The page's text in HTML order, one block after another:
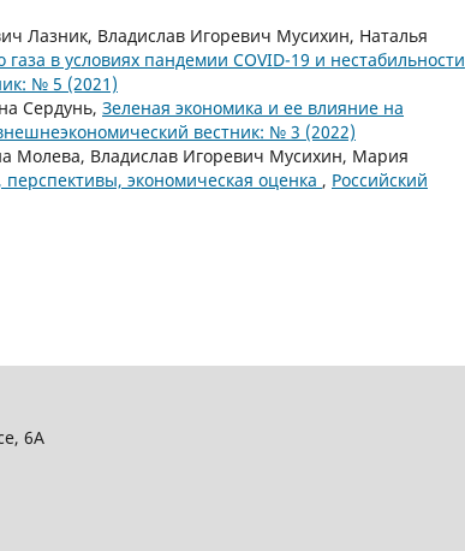
Лазник, Владислав Игоревич Мусихин, Наталья
в условиях пандемии COVID-19 и нестабильности
№ 5 (2021)
Сердунь, Зеленая экономика и ее влияние на
вестник: № 3 (2022)
Молева, Владислав Игоревич Мусихин, Мария
перспективы, экономическая оценка , Российский
6А